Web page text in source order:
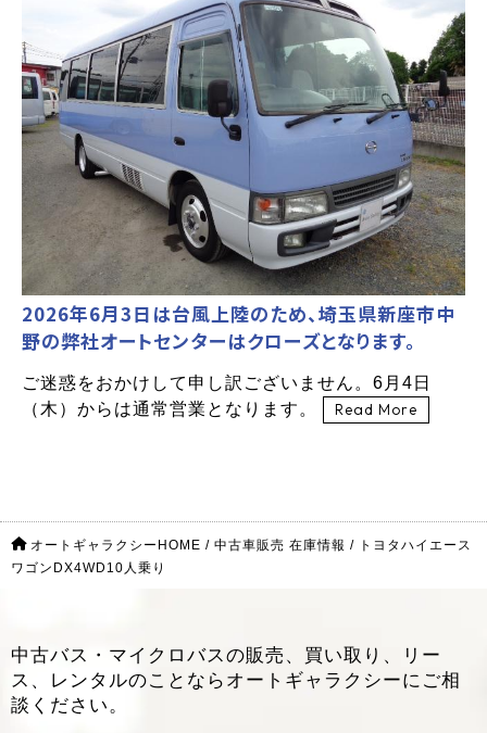
2026年6月3日は台風上陸のため、埼玉県新座市中
野の弊社オートセンターはクローズとなります。
ご迷惑をおかけして申し訳ございません。6月4日
（木）からは通常営業となります。
Read More
オートギャラクシーHOME / 中古車販売 在庫情報 / トヨタハイエース
ワゴンDX4WD10人乗り
中古バス・マイクロバスの販売、買い取り、リー
ス、レンタルのことなら オートギャラクシーにご相
談ください。